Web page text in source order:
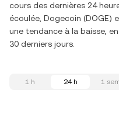
cours des dernières 24
écoulée, Dogecoin (DOGE)
une tendance à la baisse,
30 derniers jours.
1 h 24 h 1